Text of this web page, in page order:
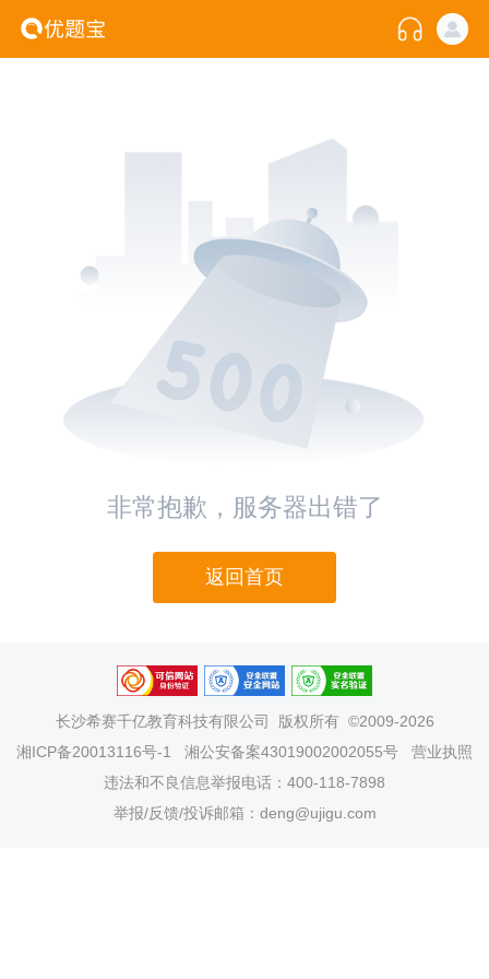
非常抱歉，服务器出错了
返回首页
长沙希赛千亿教育科技有限公司
版权所有 ©2009-2026
湘ICP备20013116号-1
湘公安备案43019002002055号
营业执照
违法和不良信息举报电话：400-118-7898
举报/反馈/投诉邮箱：deng@ujigu.com